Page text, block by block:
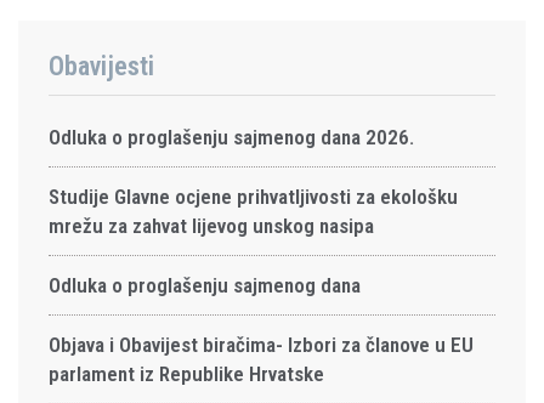
Obavijesti
Odluka o proglašenju sajmenog dana 2026.
Studije Glavne ocjene prihvatljivosti za ekološku
mrežu za zahvat lijevog unskog nasipa
Odluka o proglašenju sajmenog dana
Objava i Obavijest biračima- Izbori za članove u EU
parlament iz Republike Hrvatske